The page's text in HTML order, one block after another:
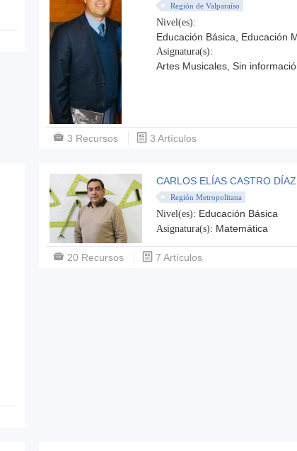
Región de Valparaíso
Nivel(es):
Educación Básica, Educación
Asignatura(s):
Artes Musicales, Sin
3 Recursos 3 Artículos
CARLOS ELÍAS CASTRO DÍAZ
Región Metropolitana
Nivel(es): Educación Básica
Asignatura(s): Matemática
20 Recursos 7 Artículos